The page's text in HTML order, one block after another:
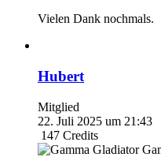
Vielen Dank nochmals.
Hubert
Mitglied
22. Juli 2025 um 21:43
147 Credits